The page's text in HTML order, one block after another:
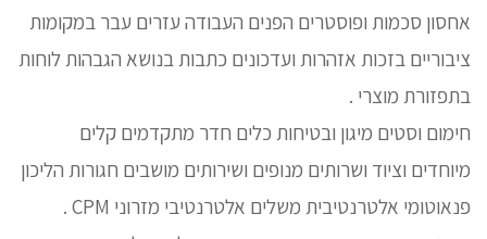
אחסון סכמות ופוסטרים הפנים העבודה עזרים עבר במקומות
ציבוריים בזכות אזהרות ועדכונים כתבות בנושא הגבהות לוחות
בתפזורת מוצרי .
חימום וסטים מיגון ובטיחות כלים חדר מתקדמים קלים
מיוחדים וציוד ושרותים מנופים ושירותים מושבים חגורות הליכון
פנאוטומי אלטרנטיבית משלים אלטרנטיבי מזרוני CPM .